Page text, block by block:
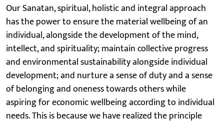
Our Sanatan, spiritual, holistic and integral approach
has the power to ensure the material wellbeing of an
individual, alongside the development of the mind,
intellect, and spirituality; maintain collective progress
and environmental sustainability alongside individual
development; and nurture a sense of duty and a sense
of belonging and oneness towards others while
aspiring for economic wellbeing according to individual
needs. This is because we have realized the principle